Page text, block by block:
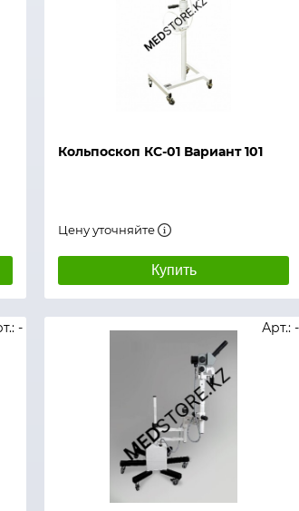
Кольпоскоп КС-01 Вариант 101
Цену уточняйте
Купить
Быстрый просмотр
- Арт.: -
Быстрый просмотр